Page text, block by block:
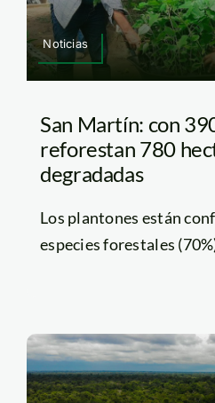
Noticias
San Martín: con
reforestan 780
degradadas
Los plantones están
especies forestales